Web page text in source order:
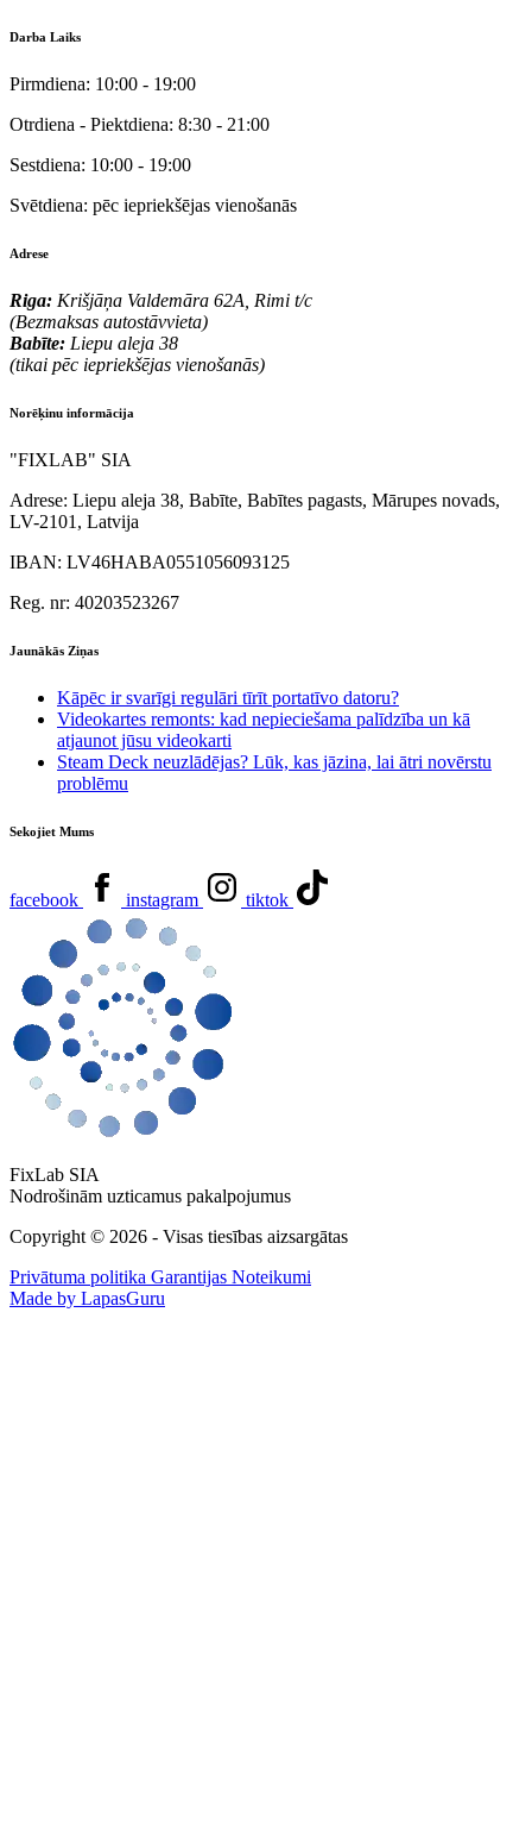
Darba Laiks
Pirmdiena: 10:00 - 19:00
Otrdiena - Piektdiena: 8:30 - 21:00
Sestdiena: 10:00 - 19:00
Svētdiena: pēc iepriekšējas vienošanās
Adrese
Riga: Krišjāņa Valdemāra 62A, Rimi t/c
(Bezmaksas autostāvvieta)
Babīte: Liepu aleja 38
(tikai pēc iepriekšējas vienošanās)
Norēķinu informācija
"FIXLAB" SIA
Adrese: Liepu aleja 38, Babīte, Babītes pagasts, Mārupes novads,
LV-2101, Latvija
IBAN: LV46HABA0551056093125
Reg. nr: 40203523267
Jaunākās Ziņas
Kāpēc ir svarīgi regulāri tīrīt portatīvo datoru?
Videokartes remonts: kad nepieciešama palīdzība un kā
atjaunot jūsu videokarti
Steam Deck neuzlādējas? Lūk, kas jāzina, lai ātri novērstu
problēmu
Sekojiet Mums
facebook instagram tiktok
FixLab SIA
Nodrošinām uzticamus pakalpojumus
Copyright © 2026 - Visas tiesības aizsargātas
Privātuma politika Garantijas Noteikumi
Made by LapasGuru